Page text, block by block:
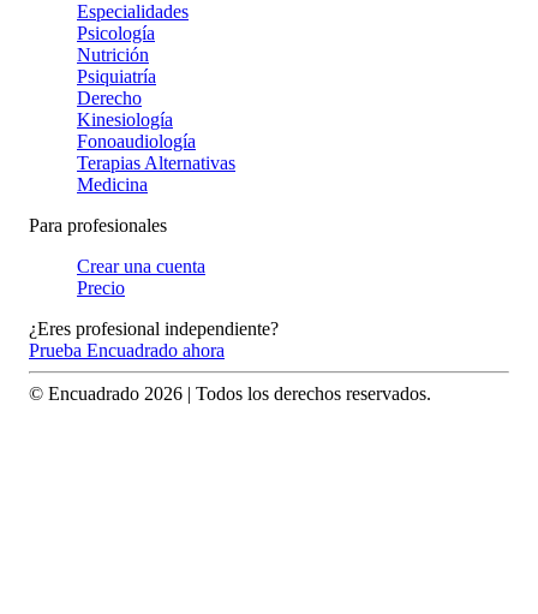
Especialidades
Psicología
Nutrición
Psiquiatría
Derecho
Kinesiología
Fonoaudiología
Terapias Alternativas
Medicina
Para profesionales
Crear una cuenta
Precio
¿Eres profesional independiente?
Prueba Encuadrado ahora
© Encuadrado 2026 | Todos los derechos reservados.